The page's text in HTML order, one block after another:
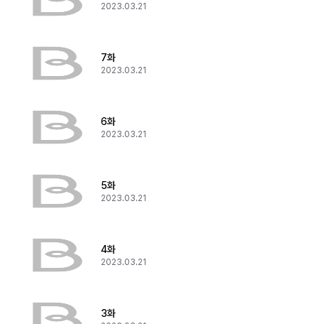
2023.03.21
7화
2023.03.21
6화
2023.03.21
5화
2023.03.21
4화
2023.03.21
3화